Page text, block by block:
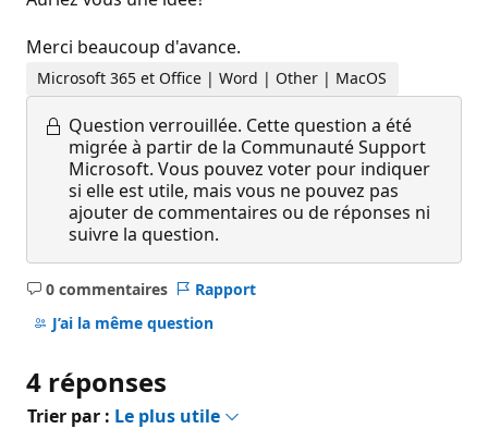
Merci beaucoup d'avance.
Microsoft 365 et Office | Word | Other | MacOS
Question verrouillée. Cette question a été
migrée à partir de la Communauté Support
Microsoft. Vous pouvez voter pour indiquer
si elle est utile, mais vous ne pouvez pas
ajouter de commentaires ou de réponses ni
suivre la question.
0 commentaires
Aucun
commentaire
Rapport
J’ai la même question
4 réponses
Trier par : Le plus utile